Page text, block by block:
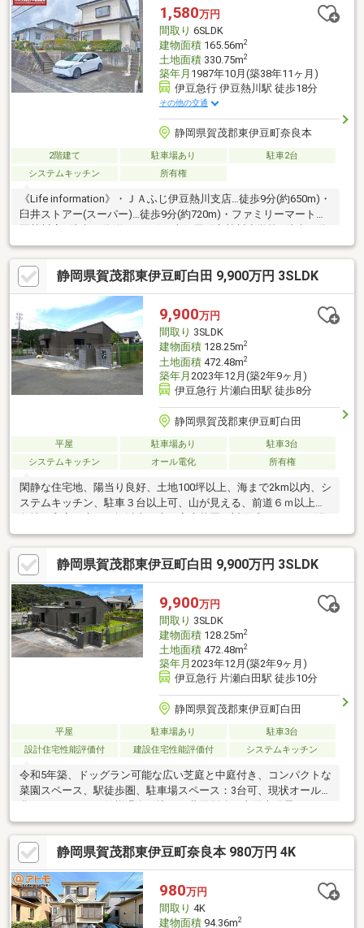
1,580万円
間取り 6SLDK
建物面積165.56m2
土地面積330.75m2
築年月 1987年10月(築38年11ヶ月)
伊豆急行 伊豆熱川駅 徒歩18分
その他の交通
静岡県賀茂郡東伊豆町奈良本
2階建て 駐車場あり
駐車2台
システムキッチン
所有権
《Life information》・ＪＡふじ伊豆熱川支店…徒歩9分(約650m)・
臼井ストアー(スーパー)…徒歩9分(約720m)・ファミリーマート伊
(約860m)・東伊豆町立熱川中学校…徒歩13分(約1000m)■東海バス
『熱川支所』停より徒歩約9分■熱川小・熱川中■契約不適合責
任：免責■外壁塗装リフォーム済：約10年前■現況渡し
静岡県賀茂郡東伊豆町白田 9,900万円 3SLDK
9,900万円
間取り 3SLDK
建物面積128.25m2
土地面積472.48m2
築年月 2023年12月(築2年9ヶ月)
伊豆急行 片瀬白田駅 徒歩8分
静岡県賀茂郡東伊豆町白田
平屋 駐車場あり
駐車3台
システムキッチン
オール電化 所有権
閑静な住宅地、陽当り良好、土地100坪以上、海まで2km以内、シ
ステムキッチン、駐車３台以上可、山が見える、前道６ｍ以上、
室１坪以上、温水洗浄便座、浴室に窓、南西向き、ウォークイン
クローゼット、ＩＨクッキングヒーター、平坦地、納戸、周辺交
通量少なめ、オール電化
静岡県賀茂郡東伊豆町白田 9,900万円 3SLDK
9,900万円
間取り 3SLDK
建物面積128.25m2
土地面積472.48m2
築年月 2023年12月(築2年9ヶ月)
伊豆急行 片瀬白田駅 徒歩10分
静岡県賀茂郡東伊豆町白田
平屋 駐車場あり
駐車3台
設計住宅性能評価付
建設住宅性能評価付 システムキッチン
令和5年築、ドッグラン可能な広い芝庭と中庭付き、コンパクトな
菜園スペース、駅徒歩圏、駐車場スペース：3台可、現状オール電
ム・蓄電池搭載、静脈認証オートロック玄関ドア、EV車充電設
備、電動シャッター付長期優良住宅・「耐震等級3」・「断熱等性
能等級5」性能評価取得
静岡県賀茂郡東伊豆町奈良本 980万円 4K
980万円
間取り 4K
建物面積94.36m2